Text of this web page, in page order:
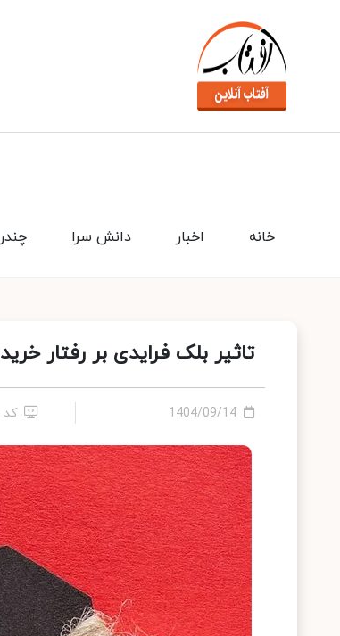
دانش سرا اخبار خانه
تاثیر بلک فرایدی بر رفتار
1404/09/14 کد